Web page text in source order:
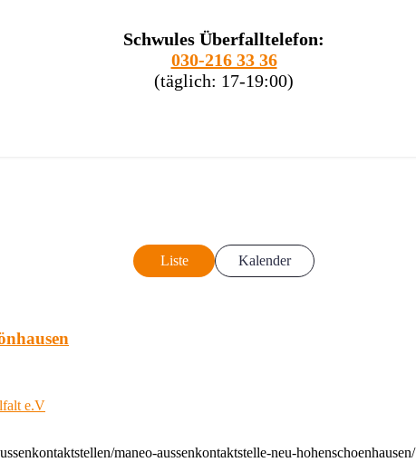
Schwules Überfalltelefon:
030-216 33 36
(täglich: 17-19:00)
Liste Kalender
e.V
maneo-aussenkontaktstelle-neu-hohenschoenhausen/